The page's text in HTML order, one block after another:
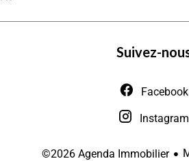
Suivez-
Facebook
Instagram
©2026 Agenda Immobilier